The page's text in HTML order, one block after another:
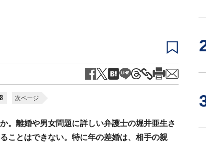
3 次ページ
。離婚や男女問題に詳しい弁護士の堀井亜生さ
ことはできない。特に年の差婚は、相手の親